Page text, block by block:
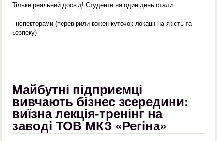
Тільки реальний досвід! Студенти на один день стали:
Інспекторами (перевірили кожен куточок локації на якість та
безпеку)
Майбутні підприємці
вивчають бізнес зсередини:
виїзна лекція-тренінг на
заводі ТОВ МКЗ «Регіна»